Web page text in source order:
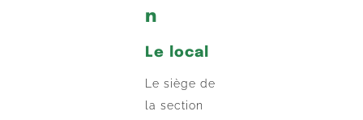
n
Le local
Le siège de
la section